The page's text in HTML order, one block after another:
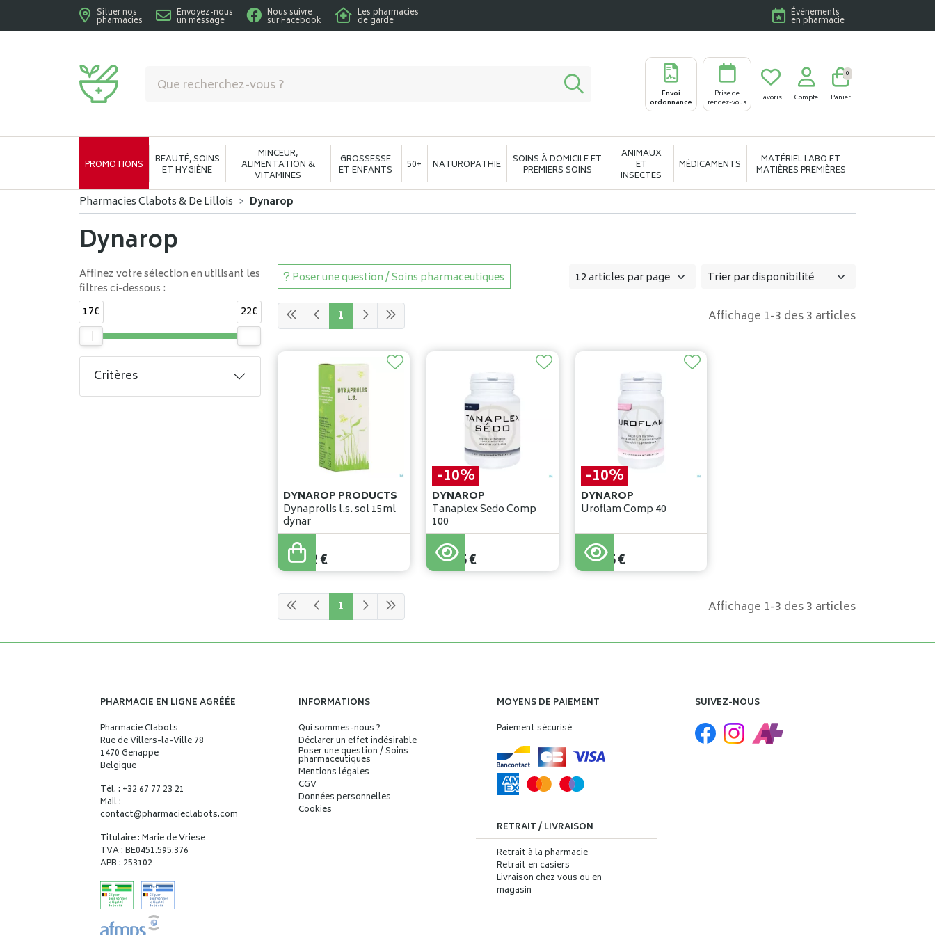
Situer nos
pharmacies
Envoyez-nous
un message
Nous suivre
sur Facebook
Les pharmacies
de garde
Événements
en pharmacie
Envoi
ordonnance
Prise de
rendez-vous
Favoris Compte Panier
0
PROMOTIONS BEAUTÉ, SOINS
ET HYGIÈNE
MINCEUR,
ALIMENTATION &
VITAMINES
GROSSESSE
ET ENFANTS 50+ NATUROPATHIE SOINS À DOMICILE ET
PREMIERS SOINS
ANIMAUX
ET
INSECTES
MÉDICAMENTS MATÉRIEL LABO ET
MATIÈRES PREMIÈRES
Pharmacies Clabots & De Lillois Dynarop
Dynarop
Poser une question / Soins pharmaceutiques
Affichage 1-3 des 3 articles
1
DYNAROP PRODUCTS
Dynaprolis l.s. sol 15ml
dynar
17,82€
-10%
DYNAROP
Tanaplex Sedo Comp
100
23,50
21,15€
-10%
DYNAROP
Uroflam Comp 40
23,50
21,15€
Affichage 1-3 des 3 articles
1
Affinez votre sélection en utilisant les
filtres ci-dessous :
17€
22€
Critères
PHARMACIE EN LIGNE AGRÉÉE
Pharmacie Clabots
Rue de Villers-la-Ville 78
1470 Genappe
Belgique
Tél. : +32 67 77 23 21
Mail :
contact@pharmacieclabots.com
Titulaire : Marie de Vriese
TVA : BE0451.595.376
APB : 253102
INFORMATIONS
Qui sommes-nous ?
Déclarer un effet indésirable
Poser une question / Soins
pharmaceutiques
Mentions légales
CGV
Données personnelles
Cookies
MOYENS DE PAIEMENT
Paiement sécurisé
RETRAIT / LIVRAISON
Retrait à la pharmacie
Retrait en casiers
Livraison chez vous ou en
magasin
SUIVEZ-NOUS